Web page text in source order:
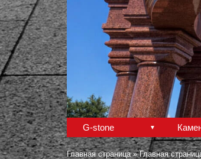
G-stone
Главная страница»Главная